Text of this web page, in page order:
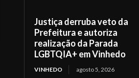
Justiça derruba veto da
Prefeitura e autoriza
realização da Parada
LGBTQIA+ em Vinhedo
VINHEDO agosto 5, 2026